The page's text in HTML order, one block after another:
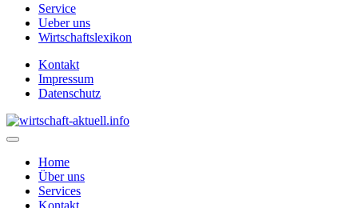
Service
Ueber uns
Wirtschaftslexikon
Kontakt
Impressum
Datenschutz
Home
Über uns
Services
Kontakt